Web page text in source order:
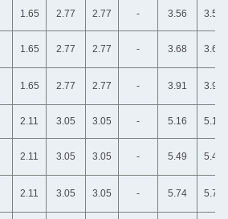
1.65 2.77 2.77 - 3.56 3.56
1.65 2.77 2.77 - 3.68 3.68
1.65 2.77 2.77 - 3.91 3.91
2.11 3.05 3.05 - 5.16 5.16
2.11 3.05 3.05 - 5.49 5.49
2.11 3.05 3.05 - 5.74 5.74